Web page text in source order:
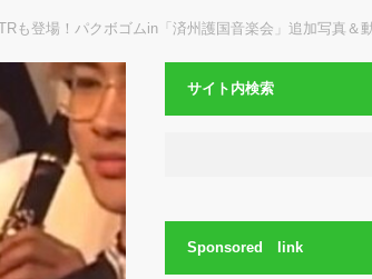
も登場！パクボゴムin「済州護国音楽会」追加写真＆
サイト内検索
Sponsored link